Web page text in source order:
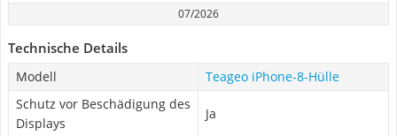
07/2026
Technische Details
Modell
Teageo iPhone-8-Hülle
Schutz vor Beschädigung des
Displays
Ja